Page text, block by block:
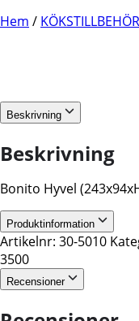
Hem / KÖKSTILLBEHÖR
Beskrivning
Beskrivning
Bonito Hyvel
Produktinformation
Artikelnr: 30-5010
3500
Recensioner